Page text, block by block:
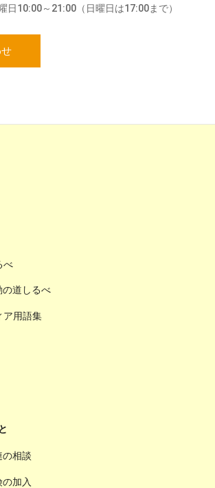
日10:00～21:00（日曜日は17:00まで）
べ
の道しるべ
ア用語集
の相談
加入